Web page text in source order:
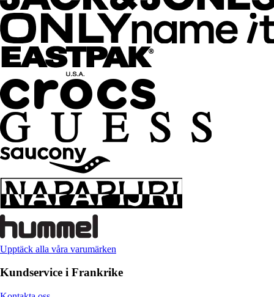
Upptäck alla våra varumärken
Kundservice i Frankrike